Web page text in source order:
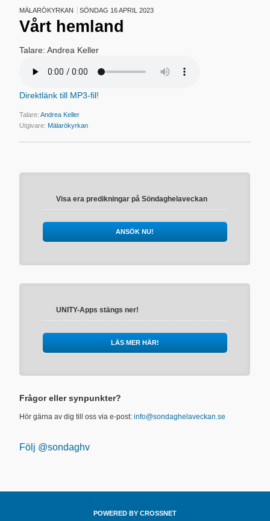
MÄLARÖKYRKAN SÖNDAG 16 APRIL 2023
Vårt hemland
Talare: Andrea Keller
Direktlänk till MP3-fil!
Talare:Andrea Keller
Utgivare:Mälarökyrkan
Visa era predikningar på Söndaghelaveckan
ANSÖK NU!
UNITY-Apps stängs ner!
LÄS MER HÄR!
Frågor eller synpunkter?
Hör gärna av dig till oss via e-post:info@sondaghelaveckan.se
Följ @sondaghv
POWERED BY CROSSNET